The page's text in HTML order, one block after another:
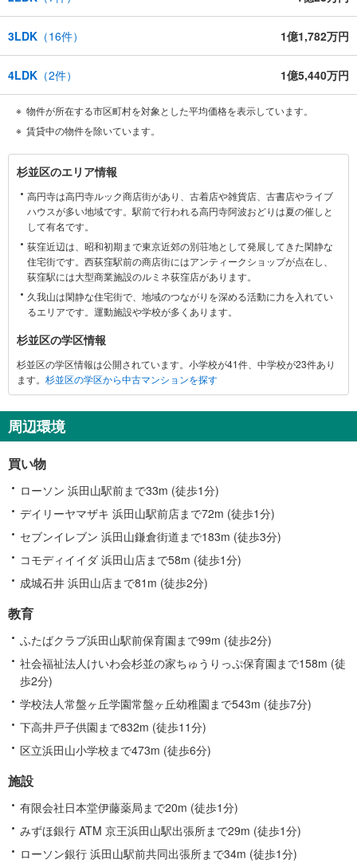
3LDK （16件） 1億1,782万円
4LDK （2件） 1億5,440万円
物件が所在する市区町村を対象とした平均価格を表示しています。
賃貸中の物件を除いています。
杉
並
区
に
す
る
報
杉並区のエリア情報
高円寺は高円寺ルック商店街があり、古着店や雑貨店、古書店やライブ
ハウスが多い地域です。駅前で行われる高円寺阿波おどりは夏の催しと
して有名です。
荻窪近辺は、昭和初期まで東京近郊の別荘地として発展してきた閑静な
住宅街です。西荻窪駅前の商店街にはアンティークショップが点在し、
荻窪駅には大型商業施設のルミネ荻窪店があります。
久我山は閑静な住宅街で、地域のつながりを深める活動に力を入れてい
るエリアです。運動施設や学校が多くあります。
杉並区の学区情報
杉並区の学区情報は公開されています。小学校が41件、中学校が23件あり
ます。 杉並区の学区から中古マンションを探す
周辺環境
買い物
ローソン 浜田山駅前まで33m (徒歩1分)
デイリーヤマザキ 浜田山駅前店まで72m (徒歩1分)
セブンイレブン 浜田山鎌倉街道まで183m (徒歩3分)
コモディイイダ 浜田山店まで58m (徒歩1分)
成城石井 浜田山店まで81m (徒歩2分)
教育
ふたばクラブ浜田山駅前保育園まで99m (徒歩2分)
社会福祉法人けいわ会杉並の家ちゅうりっぷ保育園まで158m (徒
歩2分)
学校法人常盤ヶ丘学園常盤ヶ丘幼稚園まで543m (徒歩7分)
下高井戸子供園まで832m (徒歩11分)
区立浜田山小学校まで473m (徒歩6分)
施設
有限会社日本堂伊藤薬局まで20m (徒歩1分)
みずほ銀行 ATM 京王浜田山駅出張所まで29m (徒歩1分)
ローソン銀行 浜田山駅前共同出張所まで34m (徒歩1分)